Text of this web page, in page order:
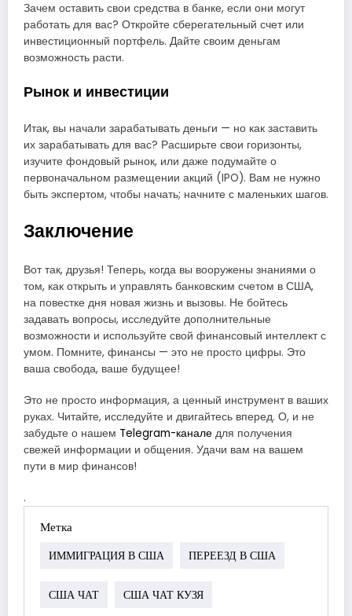
Зачем оставить свои средства в банке, если они могут
работать для вас? Откройте сберегательный счет или
инвестиционный портфель. Дайте своим деньгам
возможность расти.
Рынок и инвестиции
Итак, вы начали зарабатывать деньги — но как заставить
их зарабатывать для вас? Расширьте свои горизонты,
изучите фондовый рынок, или даже подумайте о
первоначальном размещении акций (IPO). Вам не нужно
быть экспертом, чтобы начать; начните с маленьких шагов.
Заключение
Вот так, друзья! Теперь, когда вы вооружены знаниями о
том, как открыть и управлять банковским счетом в США,
на повестке дня новая жизнь и вызовы. Не бойтесь
задавать вопросы, исследуйте дополнительные
возможности и используйте свой финансовый интеллект с
умом. Помните, финансы — это не просто цифры. Это
ваша свобода, ваше будущее!
Это не просто информация, а ценный инструмент в ваших
руках. Читайте, исследуйте и двигайтесь вперед. О, и не
забудьте о нашем Telegram-канале для получения
свежей информации и общения. Удачи вам на вашем
пути в мир финансов!
.
Метка
ИММИГРАЦИЯ В США ПЕРЕЕЗД В США
США ЧАТ США ЧАТ КУЗЯ